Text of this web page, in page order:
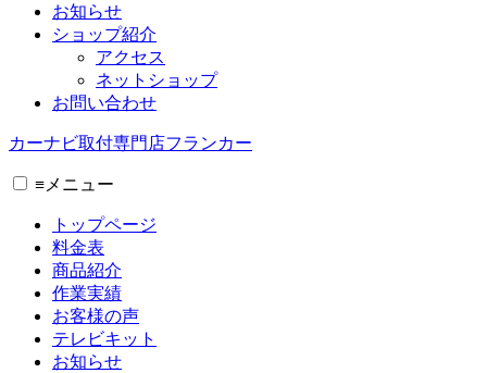
お知らせ
ショップ紹介
アクセス
ネットショップ
お問い合わせ
カーナビ取付専⾨店フランカー
≡ メニュー
トップページ
料金表
商品紹介
作業実績
お客様の声
テレビキット
お知らせ